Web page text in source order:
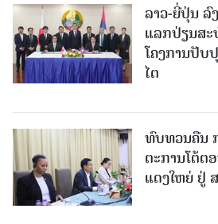
ລາວ-ຍີ່ປຸ່ນ ລົ
ແລກປ່ຽນສ
ໂຄງການປັບ
ໄຕ
ທົບທວນຄືນ
ຕະການໂຕ້
ແດງໃຫຍ່ ຢູ່